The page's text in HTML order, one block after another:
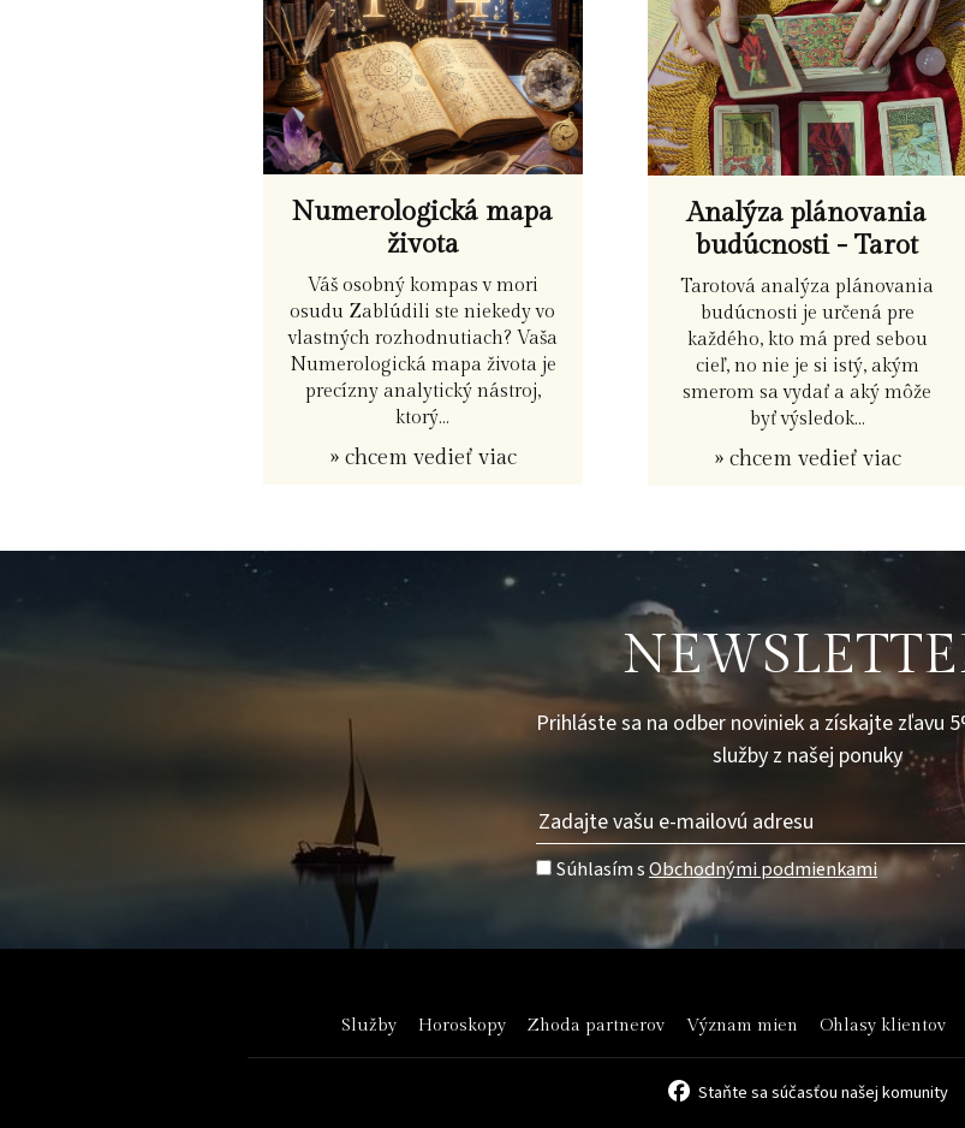
Numerologická mapa
života
Váš osobný kompas v mori
osudu Zablúdili ste niekedy vo
vlastných rozhodnutiach? Vaša
Numerologická mapa života je
precízny analytický nástroj,
ktorý...
» chcem vedieť viac
Analýza plánovania
budúcnosti - Tarot
Tarotová analýza plánovania
budúcnosti je určená pre
každého, kto má pred sebou
cieľ, no nie je si istý, akým
smerom sa vydať a aký môže
byť výsledok...
» chcem vedieť viac
Prihláste sa na odber noviniek a získajte zľavu
služby z našej ponuky
Súhlasím sObchodnými podmienkami
Služby Horoskopy Zhoda partnerov Význam mien Ohlasy klientov
Staňte sa súčasťou našej komunity